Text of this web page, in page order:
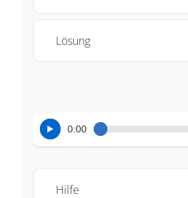
Lösung
0:00
Hilfe